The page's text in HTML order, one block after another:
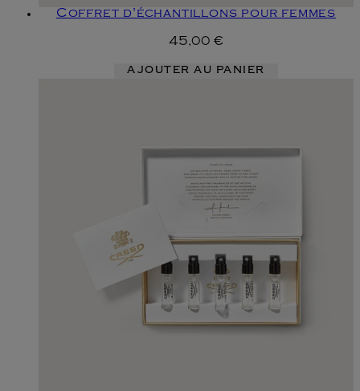
Coffret d'échantillons pour femmes
45,00 €
AJOUTER AU PANIER